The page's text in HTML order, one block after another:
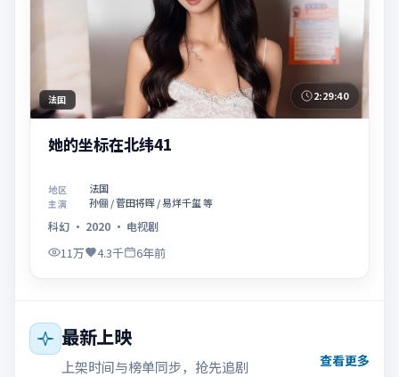
法国 2:29:40
她的坐标在北纬41
地区 法国
主演 孙俪 / 菅田将晖 / 易烊千玺 等
科幻 · 2020 · 电视剧
11万 4.3千 6年前
最新上映
上架时间与榜单同步，抢先追剧 查看更多